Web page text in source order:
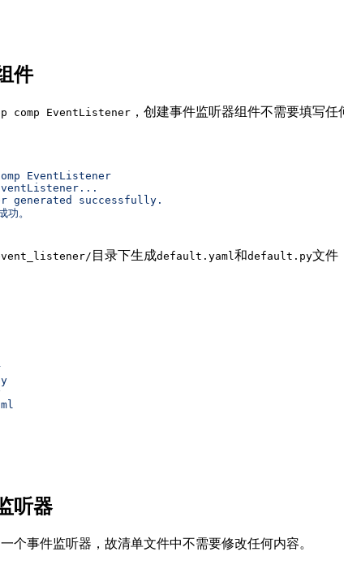
件
comp EventListener ，创建事件监听器组件不需要填写任
EventListener
generated
successfully.
功。
目录下生成default.yaml 和default.py文件
听器
个事件监听器，故清单文件中不需要修改任何内容。